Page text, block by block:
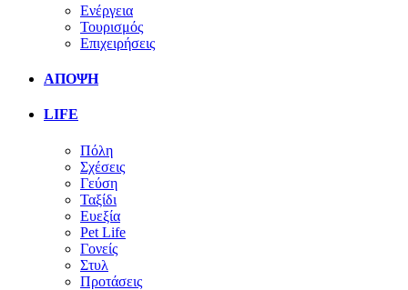
Ενέργεια
Τουρισμός
Επιχειρήσεις
ΑΠΟΨΗ
LIFE
Πόλη
Σχέσεις
Γεύση
Ταξίδι
Ευεξία
Pet Life
Γονείς
Στυλ
Προτάσεις